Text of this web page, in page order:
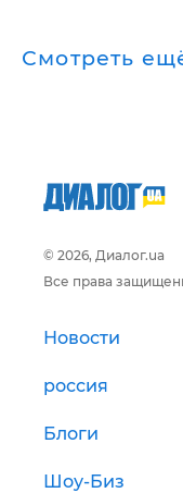
Смотреть
© 2026, Диалог.ua
Все права
Новости
россия
Блоги
Шоу-Биз